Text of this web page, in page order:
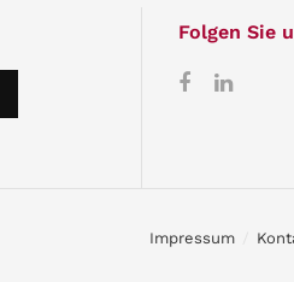
Folgen Sie
Impressum